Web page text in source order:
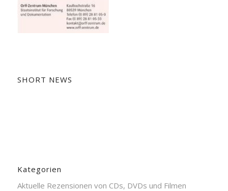
SHORT NEWS
Kategorien
Aktuelle Rezensionen von CDs, DVDs und Filmen